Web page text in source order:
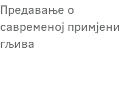
Предавање о
савременој примјени
гљива